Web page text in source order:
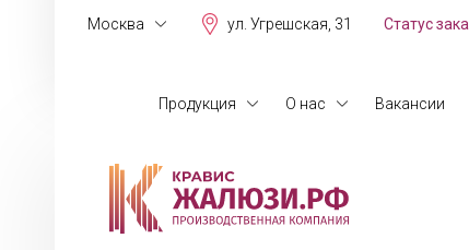
Москва ул. Угрешская, 31 Статус
Продукция О нас Вакансии